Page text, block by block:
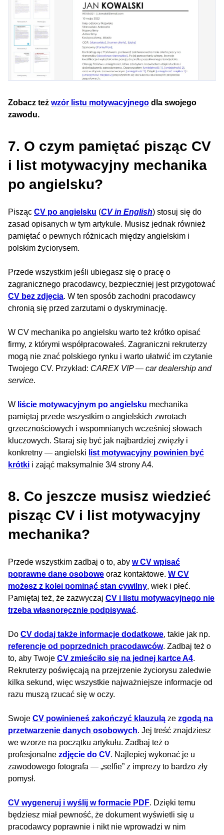
Zobacz też wzór listu motywacyjnego dla swojego
zawodu.
7. O czym pamiętać pisząc CV
i list motywacyjny mechanika
po angielsku?
Pisząc CV po angielsku (CV in English) stosuj się do
zasad opisanych w tym artykule. Musisz jednak również
pamiętać o pewnych różnicach między angielskim i
polskim życiorysem.
Przede wszystkim jeśli ubiegasz się o pracę o
zagranicznego pracodawcy, bezpieczniej jest przygotować
CV bez zdjęcia. W ten sposób zachodni pracodawcy
chronią się przed zarzutami o dyskryminację.
W CV mechanika po angielsku warto też krótko opisać
firmy, z którymi współpracowałeś. Zagraniczni rekruterzy
mogą nie znać polskiego rynku i warto ułatwić im czytanie
Twojego CV. Przykład: CAREX VIP — car dealership and
service.
W liście motywacyjnym po angielsku mechanika
pamiętaj przede wszystkim o angielskich zwrotach
grzecznościowych i wspomnianych wcześniej słowach
kluczowych. Staraj się być jak najbardziej zwięzły i
konkretny — angielski list motywacyjny powinien być
krótki i zająć maksymalnie 3/4 strony A4.
8. Co jeszcze musisz wiedzieć
pisząc CV i list motywacyjny
mechanika?
Przede wszystkim zadbaj o to, aby w CV wpisać
poprawne dane osobowe oraz kontaktowe. W CV
możesz z kolei pominąć stan cywilny, wiek i płeć.
Pamiętaj też, że zazwyczaj CV i listu motywacyjnego nie
trzeba własnoręcznie podpisywać.
Do CV dodaj także informacje dodatkowe, takie jak np.
referencje od poprzednich pracodawców. Zadbaj też o
to, aby Twoje CV zmieściło się na jednej kartce A4.
Rekruterzy poświęcają na przejrzenie życiorysu zaledwie
kilka sekund, więc wszystkie najważniejsze informacje od
razu muszą rzucać się w oczy.
Swoje CV powinieneś zakończyć klauzulą ze zgodą na
przetwarzenie danych osobowych. Jej treść znajdziesz
we wzorze na początku artykułu. Zadbaj też o
profesjonalne zdjęcie do CV. Najlepiej wykonać je u
zawodowego fotografa — „selfie” z imprezy to bardzo zły
pomysł.
CV wygeneruj i wyślij w formacie PDF. Dzięki temu
będziesz miał pewność, że dokument wyświetli się u
pracodawcy poprawnie i nikt nie wprowadzi w nim